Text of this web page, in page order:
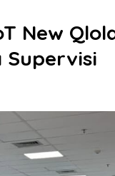
New
Supervisi